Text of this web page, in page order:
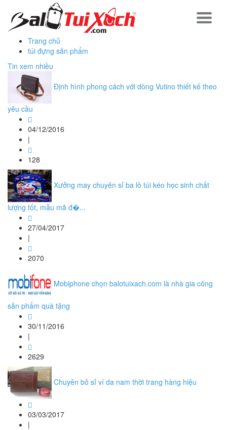
Trang chủ
túi đựng sản phẩm
Tin xem nhiều
Định hình phong cách với dòng Vutino thiết kế theo
yêu cầu
04/12/2016
|
128
Xưởng may chuyên sỉ ba lô túi kéo học sinh chất
lượng tốt, mẫu mã đ�...
27/04/2017
|
2070
Mobiphone chọn balotuixach.com là nhà gia công
sản phẩm quà tặng
30/11/2016
|
2629
Chuyên bỏ sỉ ví da nam thời trang hàng hiệu
03/03/2017
|